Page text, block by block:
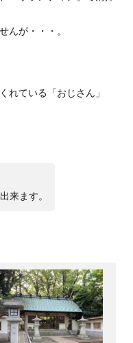
んが・・・。
れている「おじさん」
来ます。